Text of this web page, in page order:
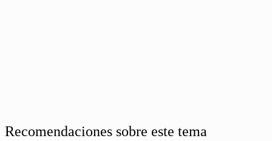
Recomendaciones sobre este tema